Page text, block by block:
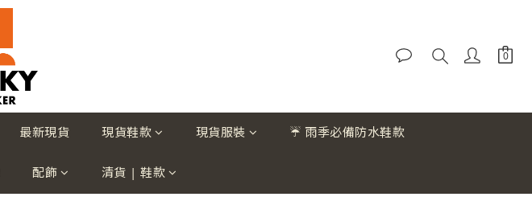
最新現貨 現貨鞋款 現貨服裝 ☔ 雨季必備防水鞋款
配飾 清貨 | 鞋款